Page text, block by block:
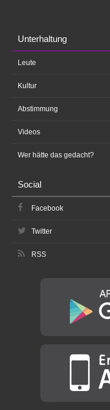
Unterhaltung
Leute
Kultur
Abstimmung
Videos
Wer hätte das gedacht?
Social
Facebook
Twitter
RSS